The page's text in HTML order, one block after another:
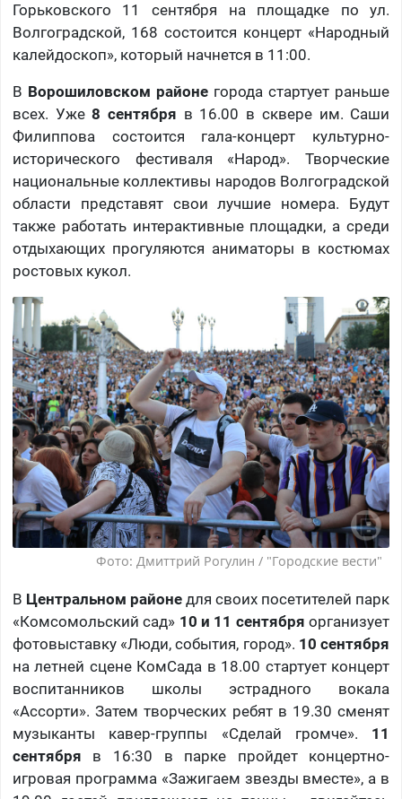
Горьковского 11 сентября на площадке по ул.
Волгоградской, 168 состоится концерт «Народный
калейдоскоп», который начнется в 11:00.
В Ворошиловском районе города стартует раньше
всех. Уже8 сентября в 16.00 в сквере им. Саши
Филиппова состоится гала-концерт культурно-
исторического фестиваля «Народ». Творческие
национальные коллективы народов Волгоградской
области представят свои лучшие номера. Будут
также работать интерактивные площадки, а среди
отдыхающих прогуляются аниматоры в костюмах
ростовых кукол.
Фото: Дмиттрий Рогулин / "Городские вести"
В Центральном районедля своих посетителей парк
«Комсомольский сад» 10 и 11 сентября организует
фотовыставку «Люди, события, город». 10 сентября
на летней сцене КомСада в 18.00 стартует концерт
воспитанников школы эстрадного вокала
«Ассорти». Затем творческих ребят в 19.30 сменят
музыканты кавер-группы «Сделай громче». 11
сентября в 16:30 в парке пройдет концертно-
игровая программа «Зажигаем звезды вместе», а в